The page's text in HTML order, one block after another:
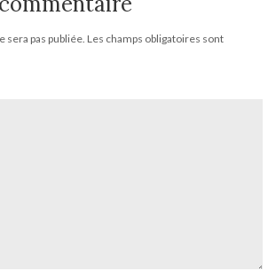
sera pas publiée. Les champs obligatoires sont